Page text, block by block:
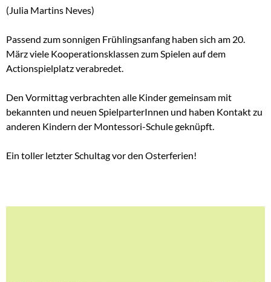
(Julia Martins Neves)
Passend zum sonnigen Frühlingsanfang haben sich am 20.
März viele Kooperationsklassen zum Spielen auf dem
Actionspielplatz verabredet.
Den Vormittag verbrachten alle Kinder gemeinsam mit
bekannten und neuen SpielparterInnen und haben Kontakt zu
anderen Kindern der Montessori-Schule geknüpft.
Ein toller letzter Schultag vor den Osterferien!